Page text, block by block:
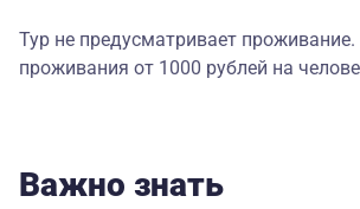
Тур не предусматривает
проживания от 1000 рублей на
Важно знать